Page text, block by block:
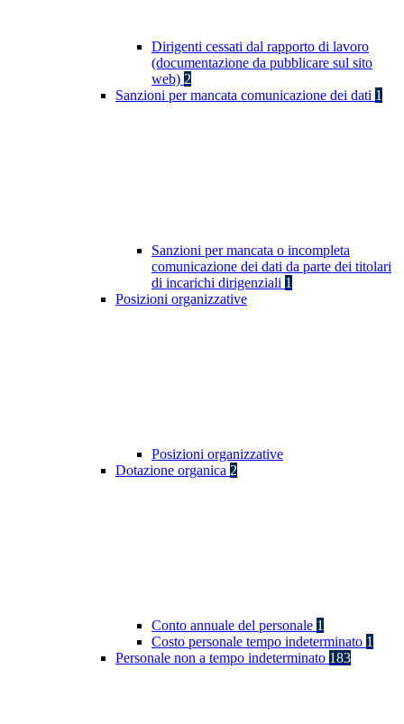
Dirigenti cessati dal rapporto di lavoro
(documentazione da pubblicare sul sito
web) 2
Sanzioni per mancata comunicazione dei dati 1
Sanzioni per mancata o incompleta
comunicazione dei dati da parte dei titolari
di incarichi dirigenziali 1
Posizioni organizzative
Posizioni organizzative
Dotazione organica 2
Conto annuale del personale 1
Costo personale tempo indeterminato 1
Personale non a tempo indeterminato 183